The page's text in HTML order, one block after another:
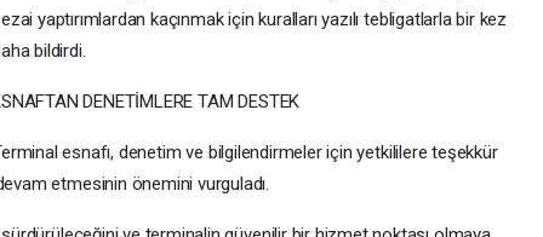
yaptırımlardan kaçınmak için kuralları yazılı tebligatlarla bir kez
bildirdi.
DENETİMLERE TAM DESTEK
esnafı, denetim ve bilgilendirmeler için yetkililere teşekkür
etmesinin önemini vurguladı.